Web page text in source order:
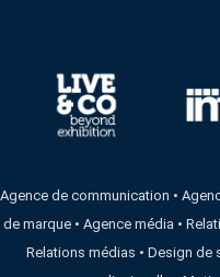
Agence de communication •
de marque• Agence média •
Relations médias • Design de